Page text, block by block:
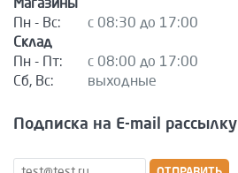
Магазины
Пн - Вс:
с 08:30 до 17:00
Склад
Пн - Пт:
с 08:00 до 17:00
Сб, Вс:
выходные
Подписка на E-mail рассылку